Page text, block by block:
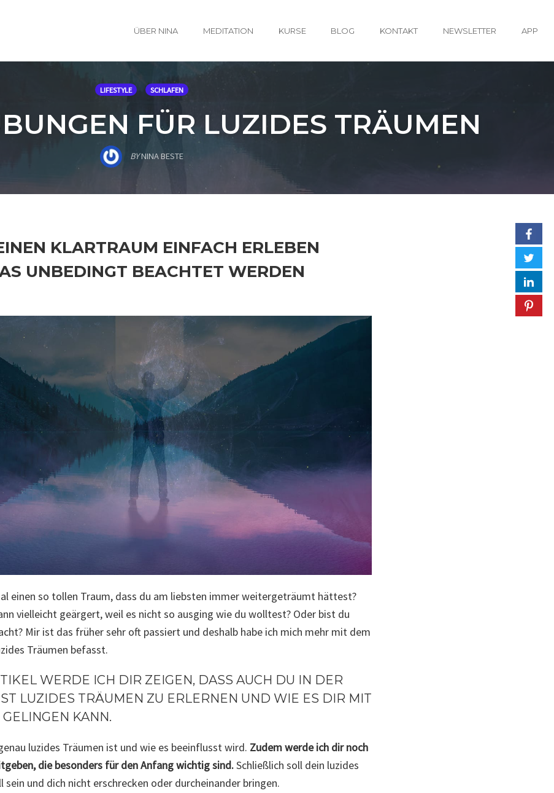
ÜBER NINA MEDITATION KURSE BLOG KONTAKT NEWSLETTER APP
LIFESTYLE SCHLAFEN
FÜR LUZIDES TRÄUMEN
BYNINA BESTE
KLARTRAUM EINFACH ERLEBEN
UNBEDINGT BEACHTET WERDEN
einen so tollen Traum, dass du am liebsten immer weitergeträumt hättest?
vielleicht geärgert, weil es nicht so ausging wie du wolltest? Oder bist du
Mir ist das früher sehr oft passiert und deshalb habe ich mich mehr mit dem
Träumen befasst.
WERDE ICH DIR ZEIGEN, DASS AUCH DU IN DER
LUZIDES TRÄUMEN ZU ERLERNEN UND WIE ES DIR MIT
KANN.
luzides Träumen ist und wie es beeinflusst wird. Zudem werde ich dir noch
die besonders für den Anfang wichtig sind.Schließlich soll dein luzides
sein und dich nicht erschrecken oder durcheinander bringen.